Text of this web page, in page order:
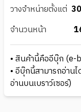
วางจำหน่ายตั้งแต่
จำนวนหน้า
• สินค้านี้คืออีบุ๊ก (e-
• อีบุ๊กนี้สามารถอ่าน
อ่านบนเบราว์เซอร์)